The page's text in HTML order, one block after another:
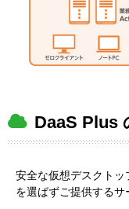
DaaS Plus
安全な仮想デスクト
を選ばずご提供するサ